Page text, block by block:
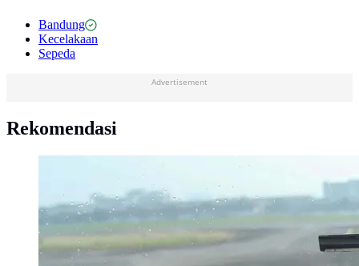
Bandung
Kecelakaan
Sepeda
Advertisement
Rekomendasi